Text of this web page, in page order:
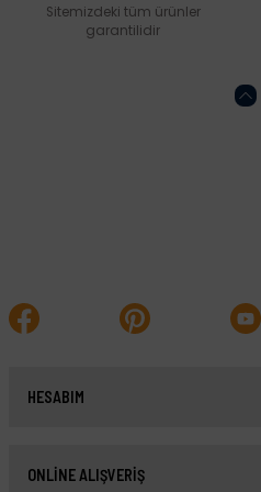
Sitemizdeki tüm ürünler
garantilidir
HESABIM
ONLİNE ALIŞVERİŞ